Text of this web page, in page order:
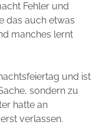
Fehler und
das auch etwas
manches lernt
und ist
sondern zu
hatte an
verlassen.